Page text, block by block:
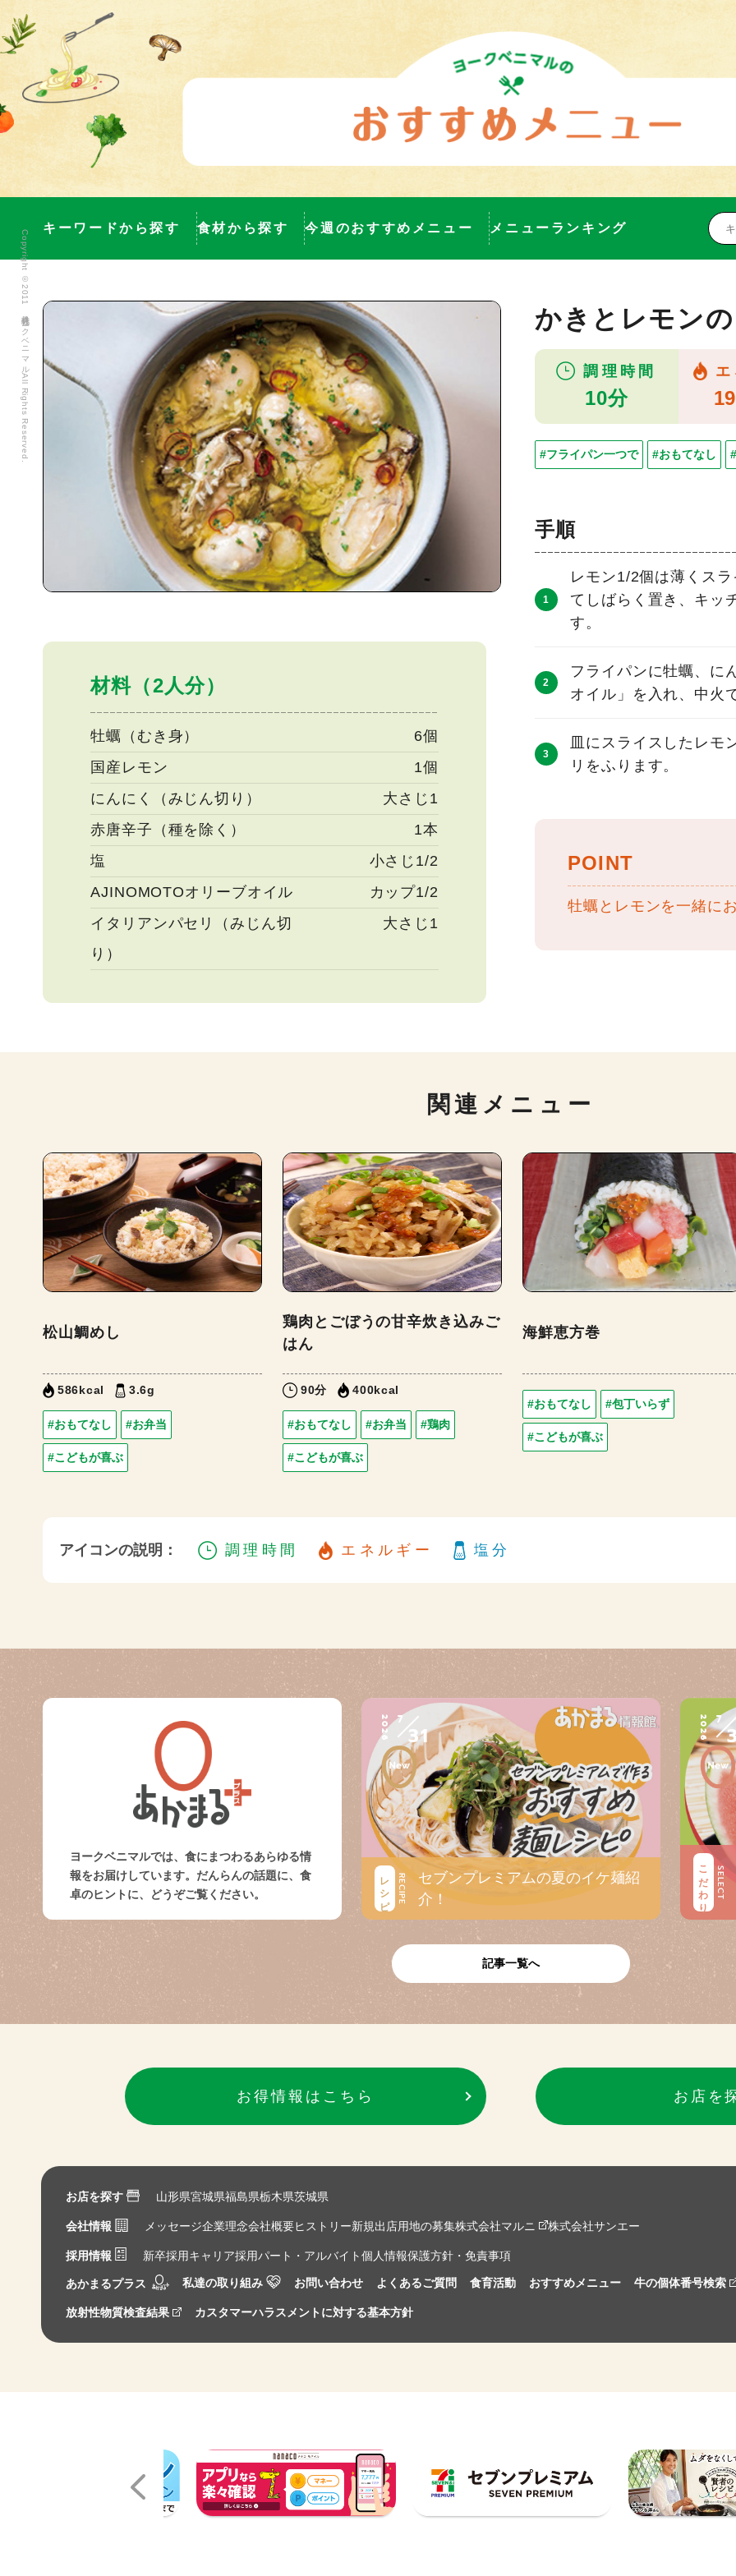
キーワードから探す 食材から探す 今週のおすすめメニュー メニューランキング
材料（2人分）
牡蠣（むき身）
6個
国産レモン
1個
にんにく（みじん切り）
大さじ1
赤唐辛子（種を除く）
1本
塩
小さじ1/2
AJINOMOTOオリーブオイル
カップ1/2
イタリアンパセリ（みじん切
り）
大さじ1
かきとレモン
調理時間
10分
#フライパン一つで #おもてなし
手順
レモン1/2個は薄くス
てしばらく置き、キッ
す。
フライパンに牡蠣、に
オイル」を入れ、中火
皿にスライスしたレ
リをふります。
POINT
牡蠣とレモンを一緒に
関連メニュー
松山鯛めし
586kcal 3.6g
#おもてなし #お弁当
#こどもが喜ぶ
鶏肉とごぼうの甘辛炊き込みご
はん
90分 400kcal
#おもてなし #お弁当 #鶏肉
#こどもが喜ぶ
海鮮恵方巻
#おもてなし #包丁いらず
#こどもが喜ぶ
アイコンの説明： 調理時間 エネルギー 塩分
ヨークベニマルでは、食にまつわるあらゆる情
報をお届けしています。だんらんの話題に、食
卓のヒントに、どうぞご覧ください。
2026 7
31
レシピ RECIPE
セブンプレミアムの夏のイケ麺紹
介！
2026 7
こだわり SELECT
記事一覧へ
お得情報はこちら お店を
お店を探す 山形県宮城県福島県栃木県茨城県
会社情報 メッセージ企業理念会社概要ヒストリー新規出店用地の募集株式会社マルニ 株式会社サンエー
採用情報 新卒採用キャリア採用パート・アルバイト個人情報保護方針・免責事項
あかまるプラス 私達の取り組み お問い合わせ よくあるご質問 食育活動 おすすめメニュー 牛の個体番号検索
放射性物質検査結果 カスタマーハラスメントに対する基本方針
Copyright ©2011 株式会社ヨークベニマル All Rights Reserved.